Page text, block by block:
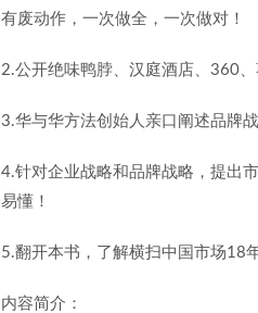
有废动作，一次做全，一次做对！
2.公开绝味鸭脖、汉庭酒店、360
3.华与华方法创始人亲口阐述品牌
4.针对企业战略和品牌战略，提出
易懂！
5.翻开本书，了解横扫中国市场18
内容简介：